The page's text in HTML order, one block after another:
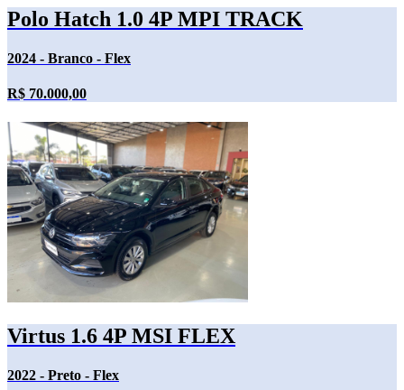
Polo Hatch 1.0 4P MPI TRACK
2024 - Branco - Flex
R$ 70.000,00
Virtus 1.6 4P MSI FLEX
2022 - Preto - Flex